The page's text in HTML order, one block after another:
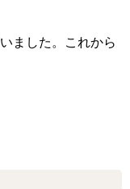
ました。これから